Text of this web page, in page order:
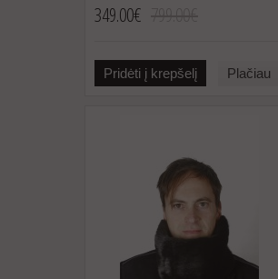
349.00€
Pridėti į krepšelį Plačiau